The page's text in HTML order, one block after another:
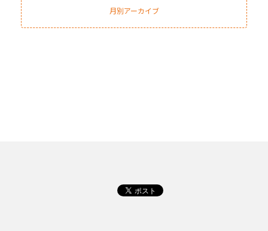
月別アーカイブ